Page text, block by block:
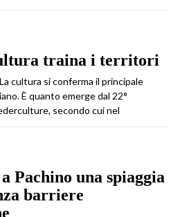
traina i territori
cultura si conferma il principale
È quanto emerge dal 22°
secondo cui nel
Pachino una spiaggia
barriere